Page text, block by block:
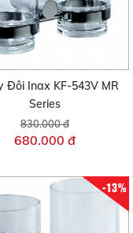
Đôi Inax KF-543V MR
Series
830.000 đ
680.000 đ
-13%